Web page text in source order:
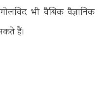
भी वैश्विक वैज्ञानिक
हैं।